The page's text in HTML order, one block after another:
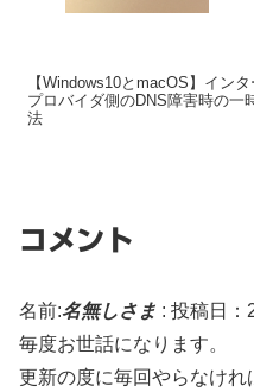
【Windows10とmacOS】インタ
プロバイダ側のDNS障害時の一
法
コメント
名前:名無しさま : 投稿日：
毎度お世話になります。
更新の度に毎回やらなけれ